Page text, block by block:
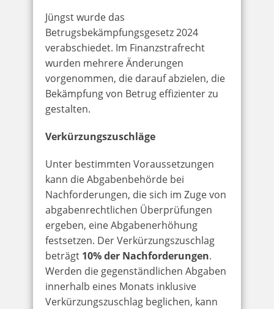
Jüngst wurde das
Betrugsbekämpfungsgesetz 2024
verabschiedet. Im Finanzstrafrecht
wurden mehrere Änderungen
vorgenommen, die darauf abzielen, die
Bekämpfung von Betrug effizienter zu
gestalten.
Verkürzungszuschläge
Unter bestimmten Voraussetzungen
kann die Abgabenbehörde bei
Nachforderungen, die sich im Zuge von
abgabenrechtlichen Überprüfungen
ergeben, eine Abgabenerhöhung
festsetzen. Der Verkürzungszuschlag
beträgt 10% der Nachforderungen.
Werden die gegenständlichen Abgaben
innerhalb eines Monats inklusive
Verkürzungszuschlag beglichen, kann